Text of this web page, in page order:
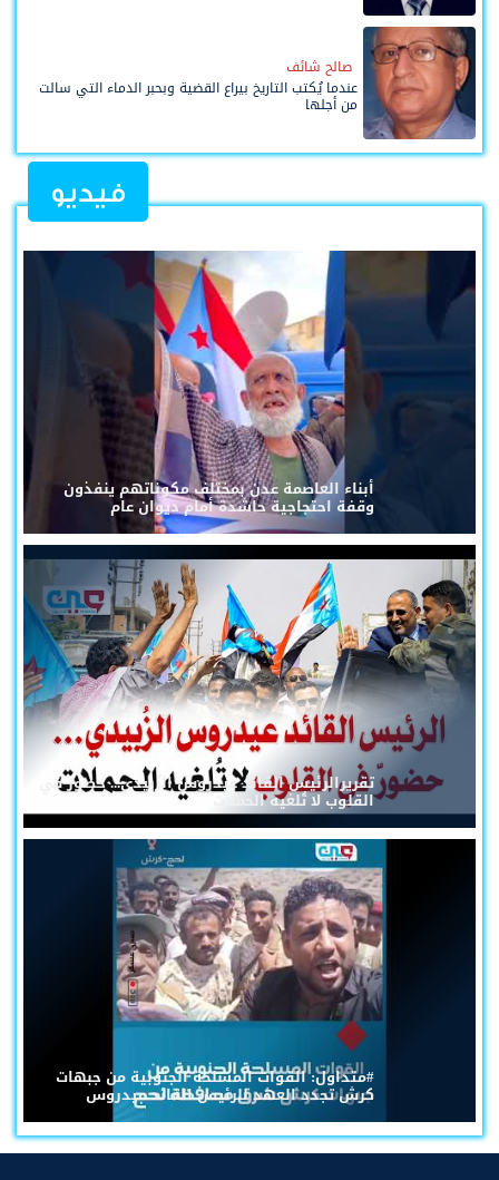
صالح شائف
عندما يُكتب التاريخ بيراع القضية وبحبر الدماء التي سالت
من أجلها
فيديو
أبناء العاصمة عدن بمختلف مكوناتهم ينفذون
وقفة احتجاجية حاشدة أمام ديوان عام
تقريرالرئيس القائد عيدروس الزُبيدي... حضورٌ في
القلوب لا تُلغيه الحملات
#متداول: القوات المسلحة الجنوبية من جبهات
كرش تجدد العهد للرئيس القائد عيدروس